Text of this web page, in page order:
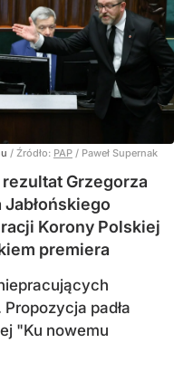
/ Źródło: PAP / Paweł Supernak
Grzegorza
Jabłońskiego
Korony Polskiej
premiera
padła
"Ku nowemu